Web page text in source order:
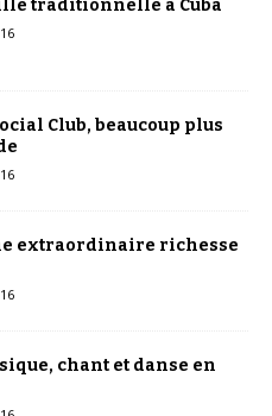
traditionnelle à Cuba
Club, beaucoup plus
extraordinaire richesse
chant et danse en